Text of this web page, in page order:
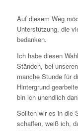
Auf diesem Weg
Unterstützung, die
bedanken.
Ich habe diesen
Ständen, bei
manche Stunde für
Hintergrund
bin ich unendlich
Sollten wir es in die
schaffen, weiß ich,